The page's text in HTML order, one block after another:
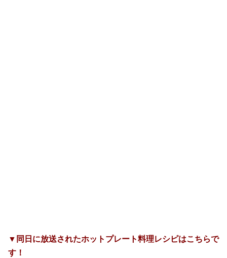
▼同日に放送されたホットプレート料理レシピはこちらで
す！